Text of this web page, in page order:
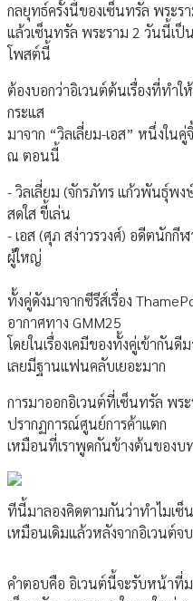
กลยุทธ์ครั้งนี้ของเซ็นทรัล พระร
แล้วเซ็นทรัล พระราม 2 วันนี้เป็
โพสต์นี้
ต้องบอกว่าอิเวนต์ต้นเรื่องที่ทำ
กระแส
มาจาก “วิลเลี่ยม-เอส” หนึ่งใน
ณ ตอนนี้
- วิลเลี่ยม (จักรภัทร แก้วพันธุ์พง
สดใส ขี้เล่น
- เอส (ศุภ สง่าวรวงศ์) อดีตนัก
ผู้ใหญ่
ทั้งคู่ดังมาจากซีรีส์เรื่อง
อากาศทาง GMM25
โดยในเรื่องเคมีของทั้งคู่เข้ากัน
เลยมีฐานแฟนคลับเยอะมาก
การมาออกอิเวนต์ที่เซ็นทรัล พร
ปรากฏการณ์ศูนย์การค้าแตก
เหมือนที่เราพูดกันข้างต้นของบ
ทีนี้มาลองคิดตามกันว่าทำไมเซ็
เหมือนเดิมแล้วหลังจากอิเวนต์จ
คำตอบคือ อิเวนต์นี้จะรับหน้าที่